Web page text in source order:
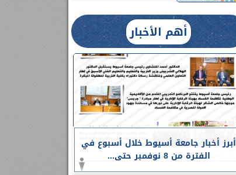
أهم الأخبار
أبرز أخبار جامعة أسيوط خلال أسبوع في
الفترة من 8 نوفمبر حتى...